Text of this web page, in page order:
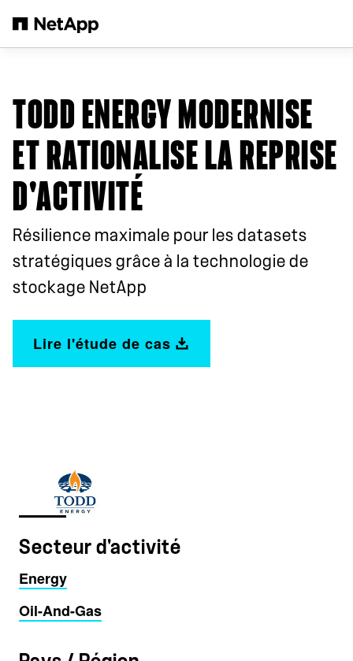
TODD ENERGY MODERNISE
ET RATIONALISE LA REPRISE
D'ACTIVITÉ
Résilience maximale pour les datasets
stratégiques grâce à la technologie de
stockage NetApp
Lire l'étude de cas
Secteur d'activité
Energy
Oil-And-Gas